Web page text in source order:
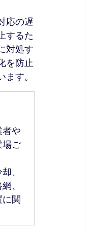
応の遅
するた
対処す
を防止
す。
や
場ご
、
、
関